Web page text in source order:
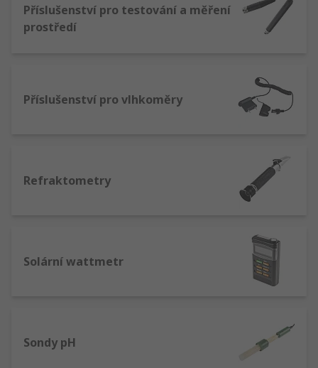
Příslušenství pro testování a měření
prostředí
Příslušenství pro vlhkoměry
Refraktometry
Solární wattmetr
Sondy pH